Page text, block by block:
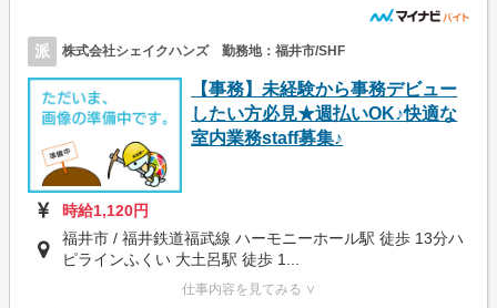
派 株式会社シェイクハンズ 勤務地：福井市/SHF
【事務】未経験から事務デビュー
したい方必見★週払いOK♪快適な
室内業務staff募集♪
時給1,120円
福井市 / 福井鉄道福武線 ハーモニーホール駅 徒歩 13分ハ
ピラインふくい 大土呂駅 徒歩 1...
仕事内容を見てみる ∨